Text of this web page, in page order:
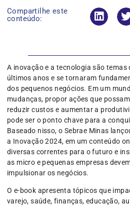
Compartilhe este
conteúdo:
A inovação e a tecnologia são
últimos anos e se tornaram
dos pequenos negócios. Em um
mudanças, propor ações que
reduzir custos e aumentar a
pode ser o ponto chave para a
Baseado nisso, o Sebrae Minas
a Inovação 2024, em um conteúdo
diversas correntes para o futuro e
as micro e pequenas empresas
impulsionar os negócios.
O e-book apresenta tópicos que
varejo, saúde, finanças, educação,